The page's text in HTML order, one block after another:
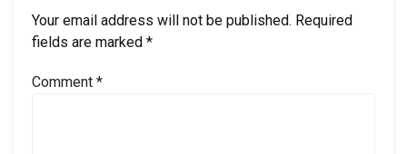
Your email address will not be published. Required
fields are marked *
Comment *